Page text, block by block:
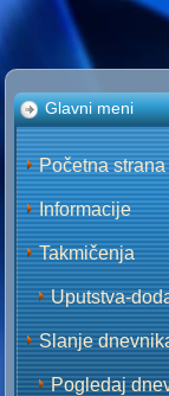
Glavni meni
Početna strana
Informacije
Takmičenja
Uputstva-
Slanje
Pogledaj